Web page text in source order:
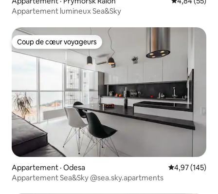
Appartement lumineux Sea&Sky
Coup de cœur voyageurs
Coup de cœur voyageurs
Appartement · Odesa Note
4,97 (145)
Appartement Sea&Sky @sea.sky.apartments